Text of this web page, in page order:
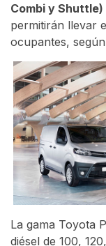
Combi y Shuttle)
permitirán llevar
ocupantes,
La gama Toyota
diésel de 100,